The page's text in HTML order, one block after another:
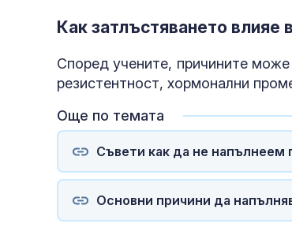
Как затлъстяването влияе
Според учените, причините може
резистентност, хормонални
Още по темата
Съвети как да не напълнеем
Основни причини да